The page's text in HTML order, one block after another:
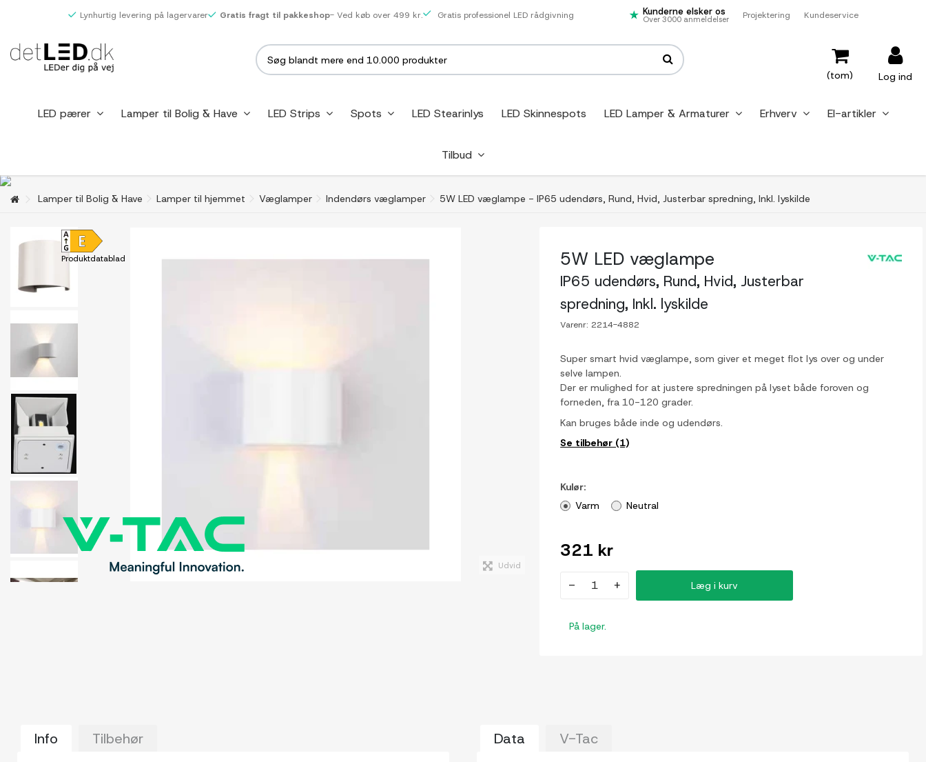
Lynhurtig levering på lagervarer Gratis fragt til pakkeshop- Ved køb over 499 kr. Gratis professionel LED rådgivning Kunderne elsker os
Over 3000 anmeldelser Projektering Kundeservice
Log ind
(tom)
LED pærer Lamper til Bolig & Have LED Strips Spots LED Stearinlys LED Skinnespots LED Lamper & Armaturer Erhverv El-artikler
Tilbud
Lamper til Bolig & Have Lamper til hjemmet Væglamper Indendørs væglamper 5W LED væglampe - IP65 udendørs, Rund, Hvid, Justerbar spredning, Inkl. lyskilde
Produktdatablad
Udvid
5W LED væglampe
IP65 udendørs, Rund, Hvid, Justerbar
spredning, Inkl. lyskilde
Varenr: 2214-4882
Super smart hvid væglampe, som giver et meget flot lys over og under
selve lampen.
Der er mulighed for at justere spredningen på lyset både foroven og
forneden, fra 10-120 grader.
Kan bruges både inde og udendørs.
Se tilbehør (1)
Kulør:
Varm
Neutral
321 kr
- + Læg i kurv
På lager.
Info Tilbehør Data V-Tac